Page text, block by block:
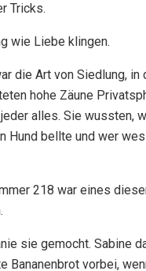
Tricks.
wie Liebe klingen.
die Art von Siedlung, in
hohe Zäune
alles. Sie wussten,
Hund bellte und wer
218 war eines
sie gemocht. Sabine
Bananenbrot vorbei,